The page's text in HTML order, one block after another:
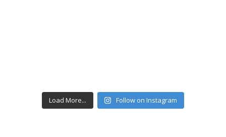
Load More... Follow on Instagram